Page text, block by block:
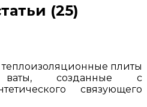
(25)
теплоизоляционные плиты
ваты, созданные с
связующего